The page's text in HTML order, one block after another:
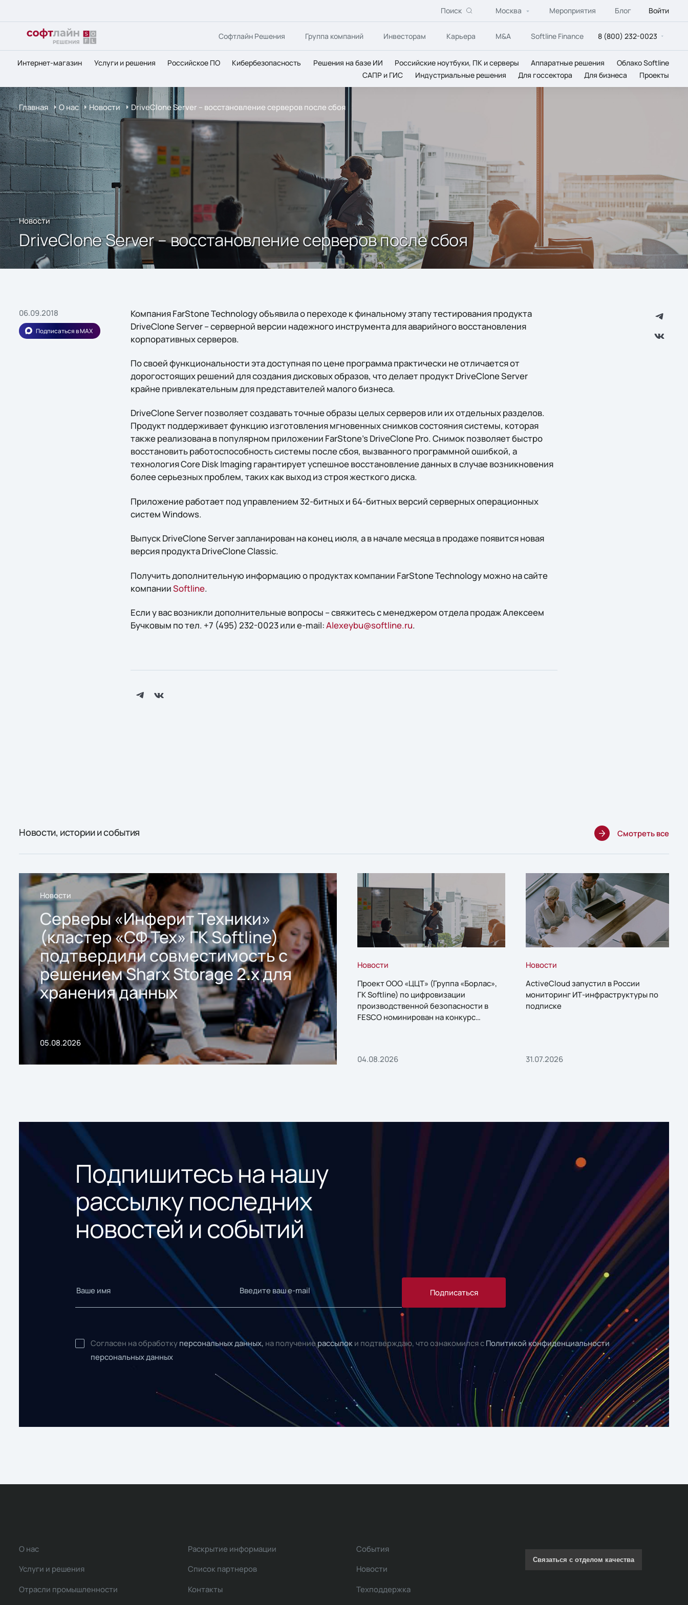
Поиск Москва Мероприятия Блог Войти
Софтлайн Решения Группа компаний Инвесторам Карьера M&A Softline Finance 8 (800) 232-0023
Интернет-магазин Услуги и решения Российское ПО Кибербезопасность Решения на базе ИИ Российские ноутбуки, ПК и серверы Аппаратные решения
Облако Softline
САПР и ГИС
Индустриальные решения Для госсектора Для бизнеса Проекты
Главная О нас Новости DriveClone Server – восстановление серверов после сбоя
Новости
DriveClone Server – восстановление серверов после сбоя
06.09.2018
Подписаться в MAX
Компания FarStone Technology объявила о переходе к финальному этапу тестирования продукта
DriveClone Server – серверной версии надежного инструмента для аварийного восстановления
корпоративных серверов.
По своей функциональности эта доступная по цене программа практически не отличается от
дорогостоящих решений для создания дисковых образов, что делает продукт DriveClone Server
крайне привлекательным для представителей малого бизнеса.
DriveClone Server позволяет создавать точные образы целых серверов или их отдельных разделов.
Продукт поддерживает функцию изготовления мгновенных снимков состояния системы, которая
также реализована в популярном приложении FarStone’s DriveClone Pro. Снимок позволяет быстро
восстановить работоспособность системы после сбоя, вызванного программной ошибкой, а
технология Core Disk Imaging гарантирует успешное восстановление данных в случае возникновения
более серьезных проблем, таких как выход из строя жесткого диска.
Приложение работает под управлением 32-битных и 64-битных версий серверных операционных
систем Windows.
Выпуск DriveClone Server запланирован на конец июля, а в начале месяца в продаже появится новая
версия продукта DriveClone Сlassic.
Получить дополнительную информацию о продуктах компании FarStone Technology можно на сайте
компанииSoftline.
Если у вас возникли дополнительные вопросы – свяжитесь с менеджером отдела продаж Алексеем
Бучковым по тел. +7 (495) 232-0023 или e-mail:Alexeybu@softline.ru.
Новости, истории и события Смотреть все
Новости
Серверы «Инферит Техники»
(кластер «СФ Тех» ГК Softline)
подтвердили совместимость с
решением Sharx Storage 2.x для
хранения данных
05.08.2026
Новости
Проект ООО «ЦЦТ» (Группа «Борлас»,
ГК Softline) по цифровизации
производственной безопасности в
FESCO номинирован на конкурс
04.08.2026
Новости
ActiveCloud запустил в России
мониторинг ИТ-инфраструктуры по
подписке
31.07.2026
Подпишитесь на нашу
рассылку последних
новостей и событий
Подписаться
Согласен на обработку персональных данных, на получениерассылок и подтверждаю, что ознакомился с Политикой конфиденциальности
персональных данных
О нас
Услуги и решения
Отрасли промышленности
Раскрытие информации
Список партнеров
Контакты
События
Новости
Техподдержка
Связаться с отделом качества